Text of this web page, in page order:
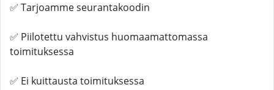
✅ Tarjoamme seurantakoodin
✅ Piilotettu vahvistus huomaamattomassa
toimituksessa
✅ Ei kuittausta toimituksessa